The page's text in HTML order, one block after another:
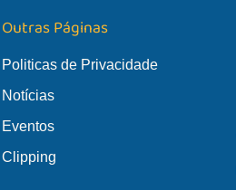
Outras Páginas
Politicas de Privacidade
Notícias
Eventos
Clipping